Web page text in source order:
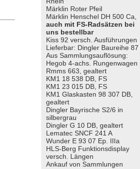
Märklin Roter Pfeil
Märklin Henschel DH 500 Ca,
auch mit FS-Radsätzen bei
uns bestellbar
Kiss 92 versch. Ausführungen
Lieferbar: Dingler Baureihe 87
Aus Sammlungsauflösung:
Hegob 4-achs. Rungenwagen
Rmms 663, gealtert
KM1 18 538 DB, FS
KM1 23 015 DB, FS
KM1 Glaskasten 98 307 DB,
gealtert
Dingler Bayrische S2/6 in
silbergrau
Dingler G 10 DB, gealtert
Lematec SNCF 241 A
Wunder E 93 07 Ep. IIIa
HLS-Berg Funktionsdisplay
versch. Längen
Ankauf von Sammlungen